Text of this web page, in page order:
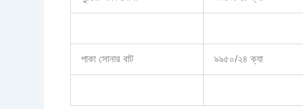
পাকা সোনার বাট ৯৯৫০/২৪ ক্যা